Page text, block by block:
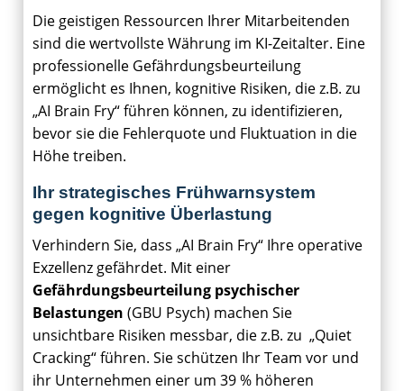
Die geistigen Ressourcen Ihrer Mitarbeitenden
sind die wertvollste Währung im KI-Zeitalter. Eine
professionelle Gefährdungsbeurteilung
ermöglicht es Ihnen, kognitive Risiken, die z.B. zu
„AI Brain Fry“ führen können, zu identifizieren,
bevor sie die Fehlerquote und Fluktuation in die
Höhe treiben.
Ihr strategisches Frühwarnsystem
gegen kognitive Überlastung
Verhindern Sie, dass „AI Brain Fry“ Ihre operative
Exzellenz gefährdet. Mit einer
Gefährdungsbeurteilung psychischer
Belastungen (GBU Psych) machen Sie
unsichtbare Risiken messbar, die z.B. zu „Quiet
Cracking“ führen. Sie schützen Ihr Team vor und
ihr Unternehmen einer um 39 % höheren